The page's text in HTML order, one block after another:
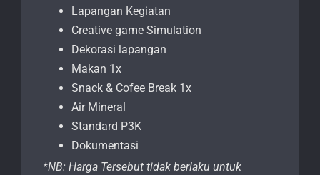
Lapangan Kegiatan
Creative game Simulation
Dekorasi lapangan
Makan 1x
Snack & Cofee Break 1x
Air Mineral
Standard P3K
Dokumentasi
*NB: Harga Tersebut tidak berlaku untuk